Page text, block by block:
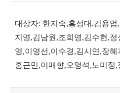
대상자: 한지숙,홍성대,김용
지영,김남원,조희영,김수현,정
영,이영선,이수경,김시연,장
홍근민,이매향,오영석,노미정,